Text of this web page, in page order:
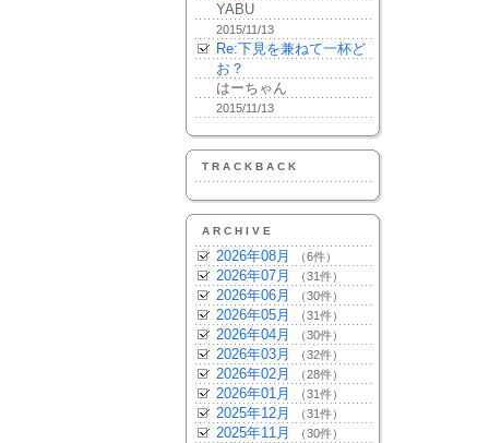
YABU
2015/11/13
Re:下見を兼ねて一杯ど
お？
はーちゃん
2015/11/13
TRACKBACK
ARCHIVE
2026年08月 （6件）
2026年07月 （31件）
2026年06月 （30件）
2026年05月 （31件）
2026年04月 （30件）
2026年03月 （32件）
2026年02月 （28件）
2026年01月 （31件）
2025年12月 （31件）
2025年11月 （30件）